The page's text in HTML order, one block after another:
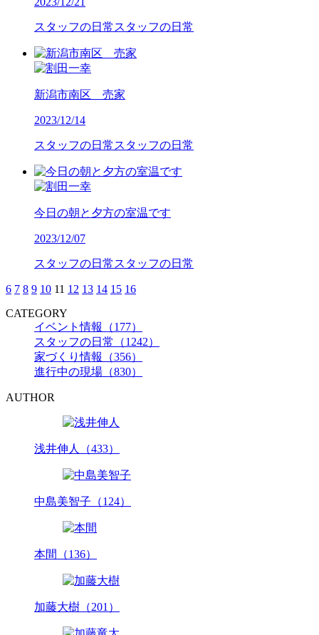
スタッフの日常スタッフの日常
新潟市南区 売家
2023/12/14
スタッフの日常スタッフの日常
今日の朝と夕方の室温です
2023/12/07
スタッフの日常スタッフの日常
6 7 8 9 10 11 12 13 14 15 16
CATEGORY
イベント情報（177）
スタッフの日常（1242）
家づくり情報（356）
進行中の現場（830）
AUTHOR
浅井伸人（433）
中島美智子（124）
本間（136）
加藤大樹（201）